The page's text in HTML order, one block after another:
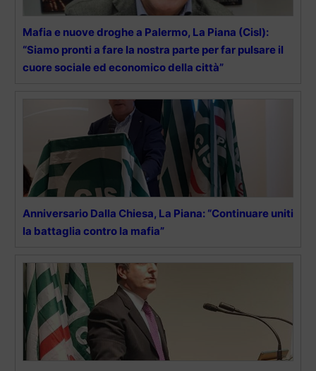
Mafia e nuove droghe a Palermo, La Piana (Cisl):
“Siamo pronti a fare la nostra parte per far pulsare il
cuore sociale ed economico della città”
Anniversario Dalla Chiesa, La Piana: “Continuare uniti
la battaglia contro la mafia”